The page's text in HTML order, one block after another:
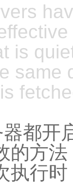
is
same
都开
的方
执行